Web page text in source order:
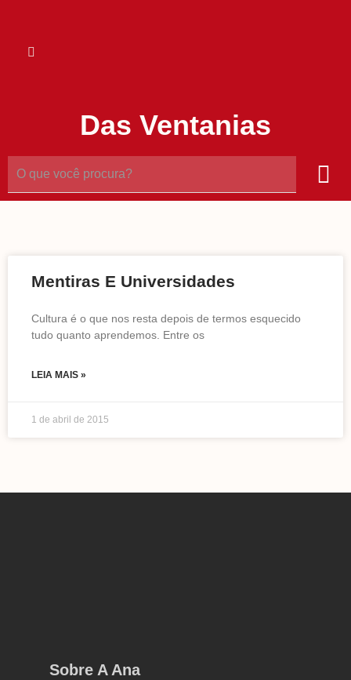
Das Ventanias
Mentiras E Universidades
Cultura é o que nos resta depois de termos esquecido
tudo quanto aprendemos. Entre os
LEIA MAIS »
1 de abril de 2015
Sobre A Ana